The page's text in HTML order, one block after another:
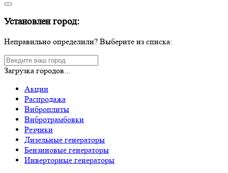
Установлен город:
Неправильно определили? Выберите из списка:
Загрузка городов...
Акции
Распродажа
Виброплиты
Вибротрамбовки
Резчики
Дизельные генераторы
Бензиновые генераторы
Инверторные генераторы